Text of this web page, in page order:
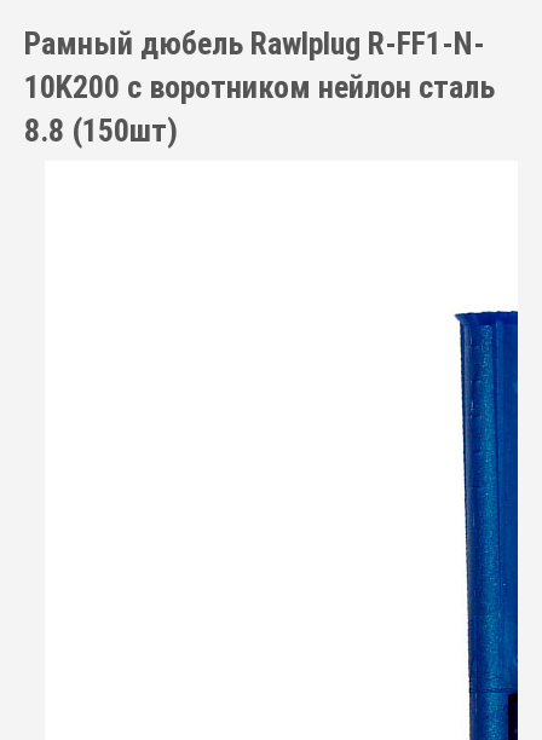
Рамный дюбель Rawlplug R-FF1-N-
10K200 с воротником нейлон сталь
8.8 (150шт)